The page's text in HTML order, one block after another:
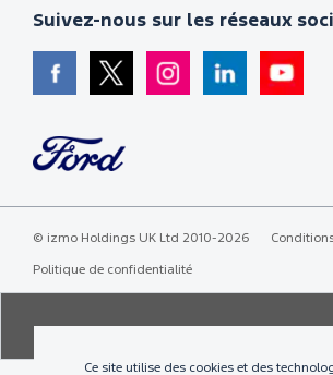
Suivez-nous sur les réseaux
© izmo Holdings UK Ltd 2010-2026
Politique de confidentialité
Ce site utilise des cookies et des